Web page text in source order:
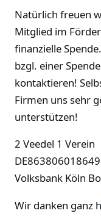
Natürlich freuen
Mitglied im
finanzielle
bzgl. einer
kontaktieren!
Firmen uns sehr
unterstützen!
2 Veedel 1 Verein
Volksbank Köln
Wir danken ganz